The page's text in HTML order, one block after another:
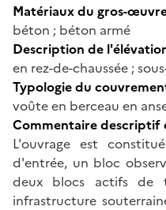
Matériaux du gros-
béton ; béton armé
Description de
en rez-de-chaussée ;
Typologie du
voûte en berceau en
Commentaire descriptif
L'ouvrage est
d'entrée, un bloc
deux blocs actifs
infrastructure